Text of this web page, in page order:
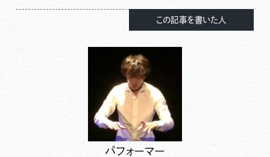
この記事を書いた人
パフォーマー